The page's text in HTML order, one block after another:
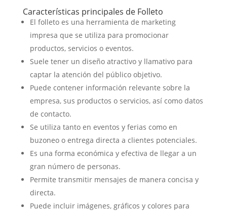
Características principales de Folleto
El folleto es una herramienta de marketing
impresa que se utiliza para promocionar
productos, servicios o eventos.
Suele tener un diseño atractivo y llamativo para
captar la atención del público objetivo.
Puede contener información relevante sobre la
empresa, sus productos o servicios, así como datos
de contacto.
Se utiliza tanto en eventos y ferias como en
buzoneo o entrega directa a clientes potenciales.
Es una forma económica y efectiva de llegar a un
gran número de personas.
Permite transmitir mensajes de manera concisa y
directa.
Puede incluir imágenes, gráficos y colores para